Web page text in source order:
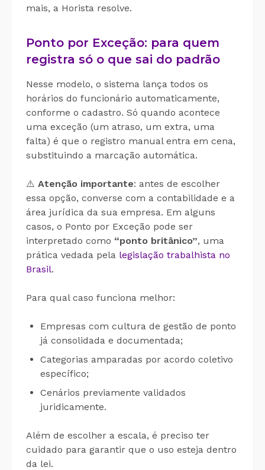
mais, a Horista resolve.
Ponto por Exceção: para quem
registra só o que sai do padrão
Nesse modelo, o sistema lança todos os
horários do funcionário automaticamente,
conforme o cadastro. Só quando acontece
uma exceção (um atraso, um extra, uma
falta) é que o registro manual entra em cena,
substituindo a marcação automática.
⚠️ Atenção importante: antes de escolher
essa opção, converse com a contabilidade e a
área jurídica da sua empresa. Em alguns
casos, o Ponto por Exceção pode ser
interpretado como “ponto britânico”, uma
prática vedada pela legislação trabalhista no
Brasil.
Para qual caso funciona melhor:
Empresas com cultura de gestão de ponto
já consolidada e documentada;
Categorias amparadas por acordo coletivo
específico;
Cenários previamente validados
juridicamente.
Além de escolher a escala, é preciso ter
cuidado para garantir que o uso esteja dentro
da lei.